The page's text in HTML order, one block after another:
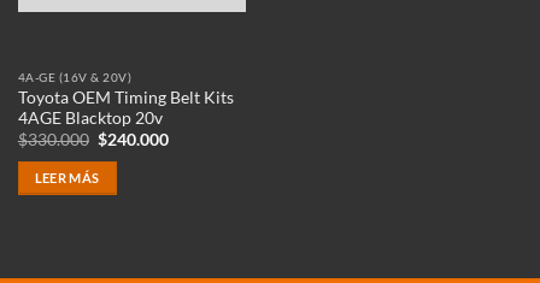
4A-GE (16V & 20V)
Toyota OEM Timing Belt Kits
4AGE Blacktop 20v
$330.000 El
original
era:
$330.000.
$240.000El
LEER MÁS